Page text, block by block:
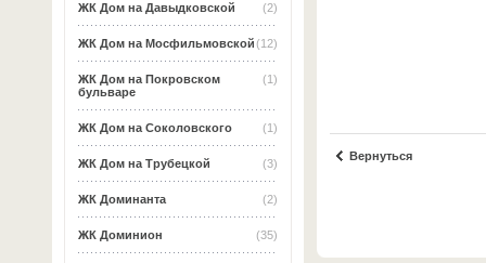
(2)
ЖК Дом на Давыдковской
(12)
ЖК Дом на Мосфильмовской
(1)
ЖК Дом на Покровском
бульваре
(1)
ЖК Дом на Соколовского
(3)
ЖК Дом на Трубецкой
(2)
ЖК Доминанта
(35)
ЖК Доминион
Вернуться